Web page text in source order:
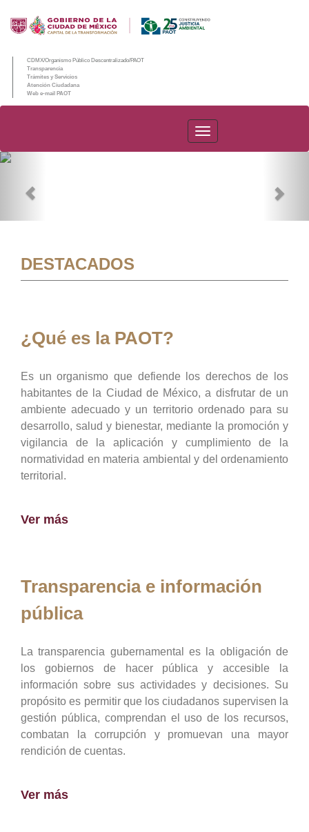
CDMX/Organismo Público Descentralizado/PAOT
Transparencia
Trámites y Servicios
Atención Ciudadana
Web e-mail PAOT
PAOT
DESTACADOS
¿Qué es la PAOT?
Es un organismo que defiende los derechos de los
habitantes de la Ciudad de México, a disfrutar de un
ambiente adecuado y un territorio ordenado para su
desarrollo, salud y bienestar, mediante la promoción y
vigilancia de la aplicación y cumplimiento de la
normatividad en materia ambiental y del ordenamiento
territorial.
Ver más
Transparencia e información
pública
La transparencia gubernamental es la obligación de
los gobiernos de hacer pública y accesible la
información sobre sus actividades y decisiones. Su
propósito es permitir que los ciudadanos supervisen la
gestión pública, comprendan el uso de los recursos,
combatan la corrupción y promuevan una mayor
rendición de cuentas.
Ver más